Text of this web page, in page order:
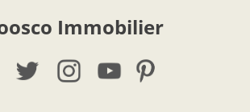
Immobilier